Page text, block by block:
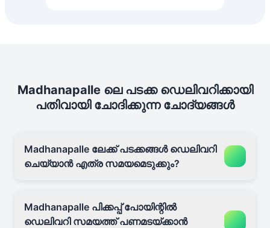
Madhanapalle ലെ പടക്ക ഡെലിവറിക്കായി
പതിവായി ചോദിക്കുന്ന ചോദ്യങ്ങൾ
Madhanapalle ലേക്ക് പടക്കങ്ങൾ ഡെലിവറി
ചെയ്യാൻ എത്ര സമയമെടുക്കും?
Madhanapalle പിക്കപ്പ് പോയിന്റിൽ
ഡെലിവറി സമയത്ത് പണമടയ്ക്കാൻ